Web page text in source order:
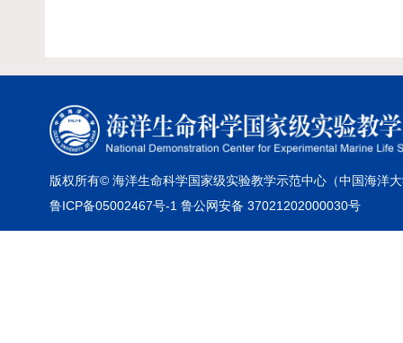
版权所有© 海洋生命科学国家级实验教学示范中心（中国海洋
鲁ICP备05002467号-1 鲁公网安备 37021202000030号